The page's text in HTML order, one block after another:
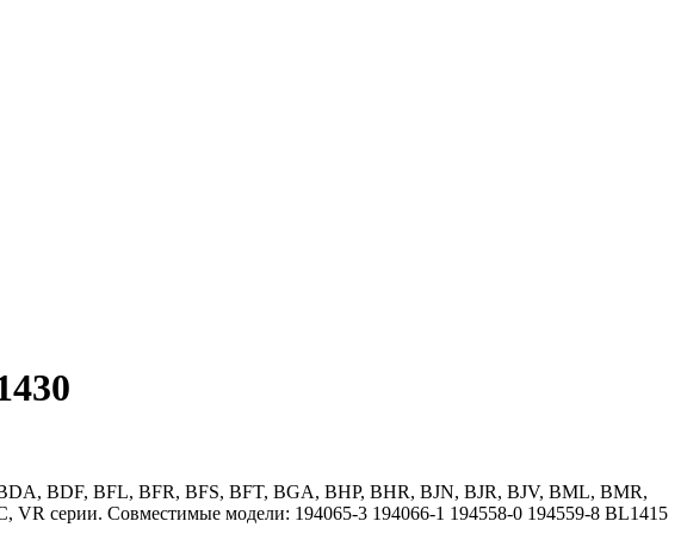
BDF, BFL, BFR, BFS, BFT, BGA, BHP, BHR, BJN, BJR, BJV, BML, BMR,
серии. Совместимые модели: 194065-3 194066-1 194558-0 194559-8 BL1415